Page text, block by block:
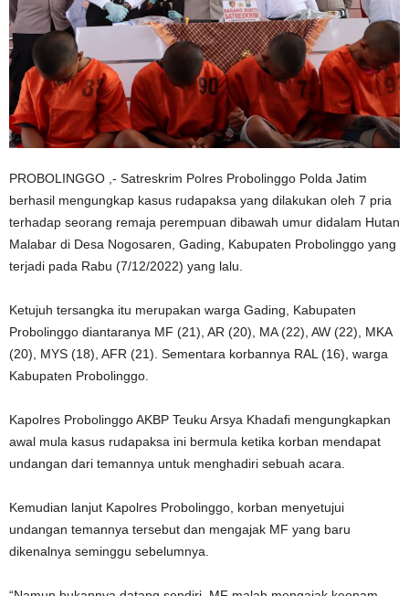
PROBOLINGGO ,- Satreskrim Polres Probolinggo Polda Jatim
berhasil mengungkap kasus rudapaksa yang dilakukan oleh 7 pria
terhadap seorang remaja perempuan dibawah umur didalam Hutan
Malabar di Desa Nogosaren, Gading, Kabupaten Probolinggo yang
terjadi pada Rabu (7/12/2022) yang lalu.
Ketujuh tersangka itu merupakan warga Gading, Kabupaten
Probolinggo diantaranya MF (21), AR (20), MA (22), AW (22), MKA
(20), MYS (18), AFR (21). Sementara korbannya RAL (16), warga
Kabupaten Probolinggo.
Kapolres Probolinggo AKBP Teuku Arsya Khadafi mengungkapkan
awal mula kasus rudapaksa ini bermula ketika korban mendapat
undangan dari temannya untuk menghadiri sebuah acara.
Kemudian lanjut Kapolres Probolinggo, korban menyetujui
undangan temannya tersebut dan mengajak MF yang baru
dikenalnya seminggu sebelumnya.